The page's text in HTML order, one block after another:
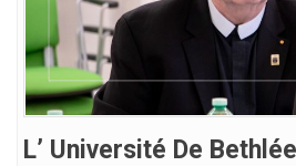
L’ Université De